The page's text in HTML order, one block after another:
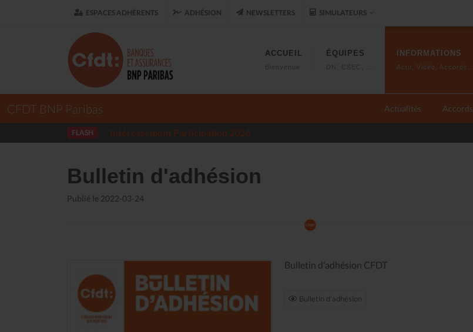
ESPACES ADHÉRENTS ADHÉSION NEWSLETTERS SIMULATEURS
ACCUEIL
Bienvenue
ÉQUIPES
DN, CSEC, ...
INFORMATIONS
Actu, Vidéo, Accords...
CFDT BNP Paribas Actualités Accords
FLASH Intéressement Participation 2026
Bulletin d'adhésion
Publié le 2022-03-24
Bulletin d'adhésion CFDT
Bulletin d'adhésion